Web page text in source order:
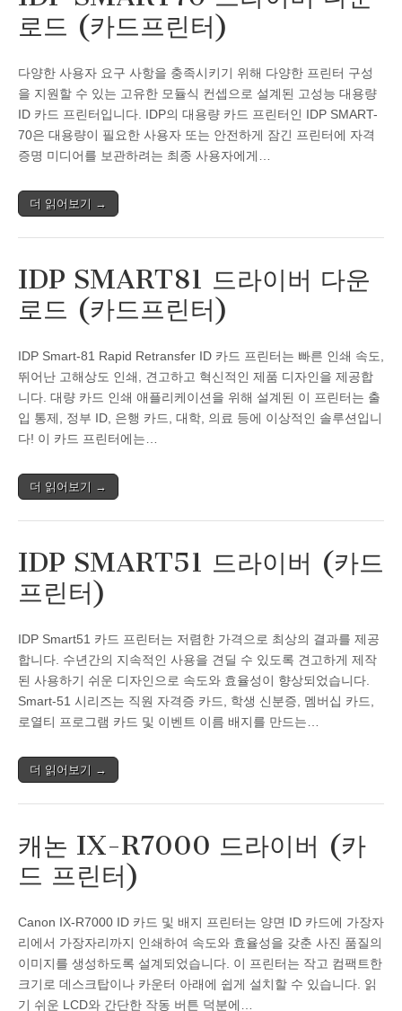
로드 (카드프린터)
다양한 사용자 요구 사항을 충족시키기 위해 다양한 프린터 구성
을 지원할 수 있는 고유한 모듈식 컨셉으로 설계된 고성능 대용량
ID 카드 프린터입니다. IDP의 대용량 카드 프린터인 IDP SMART-
70은 대용량이 필요한 사용자 또는 안전하게 잠긴 프린터에 자격
증명 미디어를 보관하려는 최종 사용자에게…
더 읽어보기 →
IDP SMART81 드라이버 다운
로드 (카드프린터)
IDP Smart-81 Rapid Retransfer ID 카드 프린터는 빠른 인쇄 속도,
뛰어난 고해상도 인쇄, 견고하고 혁신적인 제품 디자인을 제공합
니다. 대량 카드 인쇄 애플리케이션을 위해 설계된 이 프린터는 출
입 통제, 정부 ID, 은행 카드, 대학, 의료 등에 이상적인 솔루션입니
다! 이 카드 프린터에는…
더 읽어보기 →
IDP SMART51 드라이버 (카드
프린터)
IDP Smart51 카드 프린터는 저렴한 가격으로 최상의 결과를 제공
합니다. 수년간의 지속적인 사용을 견딜 수 있도록 견고하게 제작
된 사용하기 쉬운 디자인으로 속도와 효율성이 향상되었습니다.
Smart-51 시리즈는 직원 자격증 카드, 학생 신분증, 멤버십 카드,
로열티 프로그램 카드 및 이벤트 이름 배지를 만드는…
더 읽어보기 →
캐논 IX-R7000 드라이버 (카
드 프린터)
Canon IX-R7000 ID 카드 및 배지 프린터는 양면 ID 카드에 가장자
리에서 가장자리까지 인쇄하여 속도와 효율성을 갖춘 사진 품질의
이미지를 생성하도록 설계되었습니다. 이 프린터는 작고 컴팩트한
크기로 데스크탑이나 카운터 아래에 쉽게 설치할 수 있습니다. 읽
기 쉬운 LCD와 간단한 작동 버튼 덕분에…